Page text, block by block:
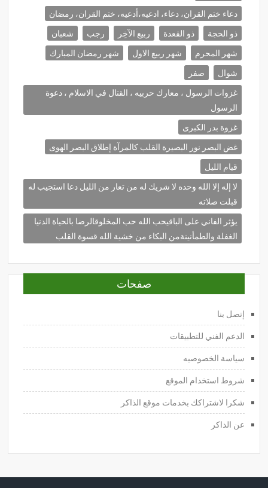
دعاء ختم القران، دعاء، ادعيه،أدعيه، ختم القران، رمضان
ذو الحجة
ذو القعدة ربيع الآخِر رجب
شعبان
شهر المحرم
شهر ربيع الاول
شهر رمضان المبارك
شوال
صفر
غزوات الرسول ، معارك حربيه ، القتال في الاسلام ، دعوة
الرسول
غزوة بدر الكبرى
غض البصر نور البصيرة القلب كالمرآة إطلاق البصر الهوى
قيام الليل
لا إله إلا الله وحده لا شريك له من تعار من الليل دعا استجيب له
قبلت صلاته
يؤثر الفاني على الباقيحب الله حب المخلوقالرضا بالحياة الدنيا
الغفلة والطمأنينةمن البكاء من خشية الله قسوة القلب
صفحات
إتصل بنا
الدعم الفني للتطبيقات
سياسة الخصوصيه
شروط استخدام الموقع
شكرا لاشتراكك بخدمات موقع الذاكر
عن الذاكر